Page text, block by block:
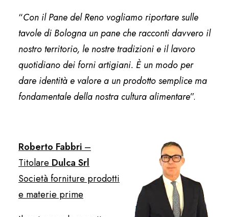
“Con il Pane del Reno vogliamo riportare sulle
tavole di Bologna un pane che racconti davvero il
nostro territorio, le nostre tradizioni e il lavoro
quotidiano dei forni artigiani. È un modo per
dare identità e valore a un prodotto semplice ma
fondamentale della nostra cultura alimentare”.
Roberto Fabbri –
Titolare Dulca Srl
Società forniture prodotti
e materie prime